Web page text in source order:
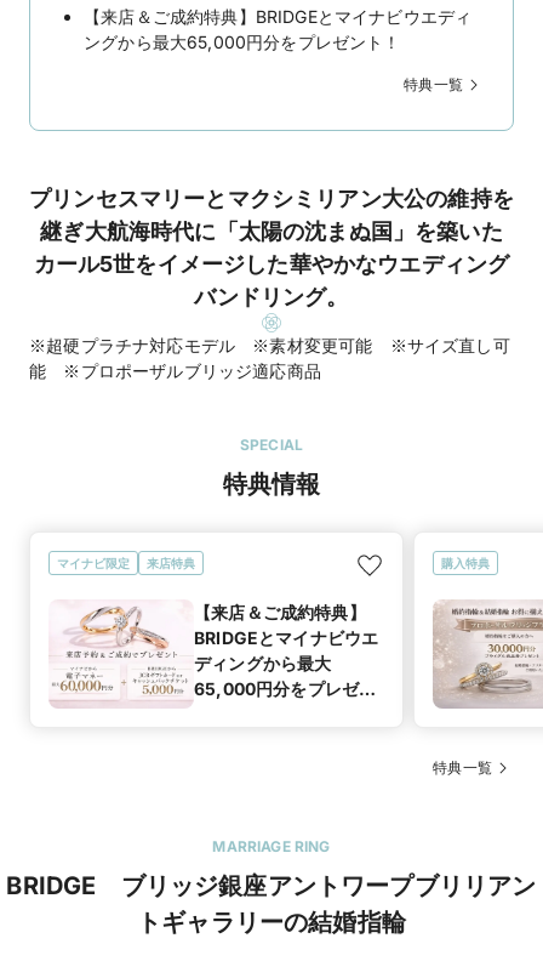
【来店＆ご成約特典】BRIDGEとマイナビウエディ
ングから最大65,000円分をプレゼント！
特典一覧
プリンセスマリーとマクシミリアン大公の維持を
継ぎ大航海時代に「太陽の沈まぬ国」を築いた
カール5世をイメージした華やかなウエディング
バンドリング。
※超硬プラチナ対応モデル ※素材変更可能 ※サイズ直し可
能 ※プロポーザルブリッジ適応商品
SPECIAL
特典情報
マイナビ限定 来店特典
【来店＆ご成約特典】
BRIDGEとマイナビウエ
ディングから最大
65,000円分をプレゼン
購入特典
特典一覧
MARRIAGE RING
BRIDGE ブリッジ銀座アントワープブリリアン
トギャラリーの結婚指輪